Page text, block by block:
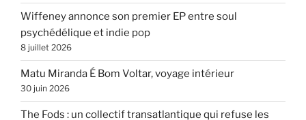
Wiffeney annonce son premier EP entre soul
psychédélique et indie pop
8 juillet 2026
Matu Miranda É Bom Voltar, voyage intérieur
30 juin 2026
The Fods : un collectif transatlantique qui refuse les